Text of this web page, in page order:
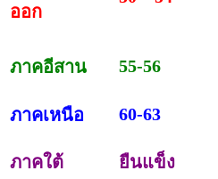
ด้านลูกสุกรน้ำหนัก 16
แนวโน้ม : คาดว่าราคาสุก
ไก่เนื้อ : ราคาลดลง